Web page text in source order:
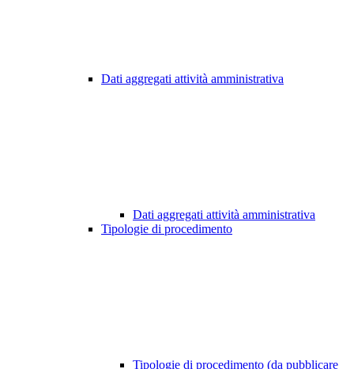
Dati aggregati attività amministrativa
Dati aggregati attività amministrativa
Tipologie di procedimento
Tipologie di procedimento (da pubblicare